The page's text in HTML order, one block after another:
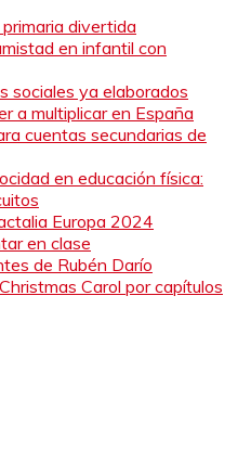
divertida
en infantil con
sociales ya elaborados
a multiplicar en España
cuentas secundarias de
en educación física:
Europa 2024
en clase
de Rubén Darío
Carol por capítulos